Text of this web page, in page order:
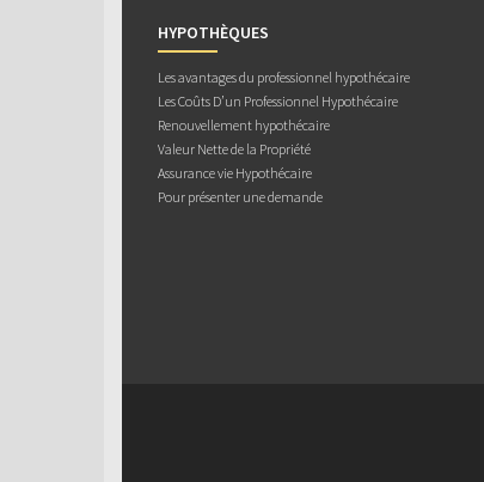
HYPOTHÈQUES
Les avantages du professionnel hypothécaire
Les Coûts D’un Professionnel Hypothécaire
Renouvellement hypothécaire
Valeur Nette de la Propriété
Assurance vie Hypothécaire
Pour présenter une demande